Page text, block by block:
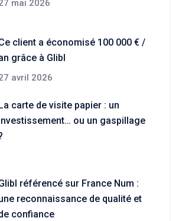
mai 2026
client a économisé 100 000 € /
grâce à Glibl
avril 2026
carte de visite papier : un
ou un gaspillage
référencé sur France Num :
reconnaissance de qualité et
confiance